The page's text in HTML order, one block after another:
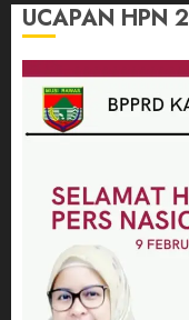
UCAPAN HPN